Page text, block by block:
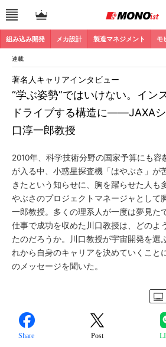
組み込み開発 メカ設計 製造マネジメント モ
連載
“学ぶ姿勢”ではいけない。イン
ドライブする構造に――JAXAシ
口淳一郎教授
著名人キャリアインタビュー
2010年、科学技術分野の国家予算にも容
が入る中、小惑星探査機「はやぶさ」が
きたという知らせに、胸を躍らせた人も
やぶさのプロジェクトマネージャとして
一郎教授。多くの理系人が一度は夢見た
仕事で成功を収めた川口教授は、どのよ
たのだろうか。川口教授が宇宙開発を選
れから自身のキャリアを決めていくこと
のメッセージを聞いた。
Share Post